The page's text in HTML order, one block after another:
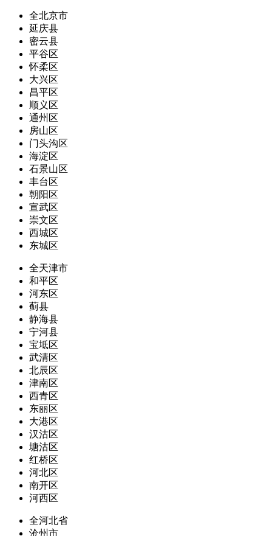
全北京市
延庆县
密云县
平谷区
怀柔区
大兴区
昌平区
顺义区
通州区
房山区
门头沟区
海淀区
石景山区
丰台区
朝阳区
宣武区
崇文区
西城区
东城区
全天津市
和平区
河东区
蓟县
静海县
宁河县
宝坻区
武清区
北辰区
津南区
西青区
东丽区
大港区
汉沽区
塘沽区
红桥区
河北区
南开区
河西区
全河北省
沧州市